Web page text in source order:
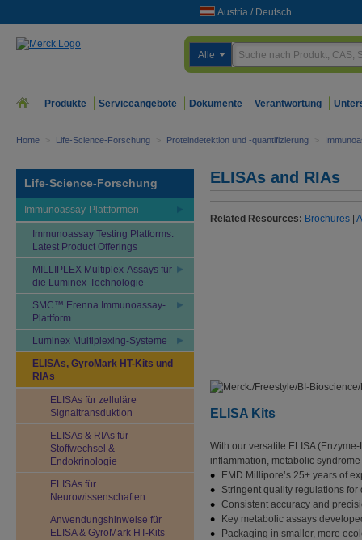
Austria / Deutsch
Alle
Produkte Serviceangebote Dokumente Verantwortung
Home > Life-Science-Forschung > Proteindetektion und -quantifizierung >
Life-Science-Forschung
Immunoassay-Plattformen
Immunoassay Testing Platforms:
Latest Product Offerings
MILLIPLEX Multiplex-Assays für
die Luminex-Technologie
SMC™ Erenna Immunoassay-
Plattform
Luminex Multiplexing-Systeme
ELISAs, GyroMark HT-Kits und
RIAs
ELISAs für zelluläre
Signaltransduktion
ELISAs & RIAs für
Stoffwechsel &
Endokrinologie
ELISAs für
Neurowissenschaften
Anwendungshinweise für
ELISA & GyroMark HT-Kits
ELISAs and RIAs
Related Resources: Brochures
ELISA Kits
With our versatile ELISA
inflammation, metabolic
EMD Millipore’s 25+ years of
Stringent quality regulations
Consistent accuracy and
Key metabolic assays
Packaging in smaller, more